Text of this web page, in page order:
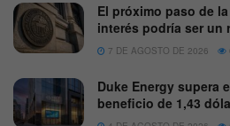
El próximo paso de
interés podría ser un
7 DE AGOSTO DE 2026
Duke Energy supera
beneficio de 1,43